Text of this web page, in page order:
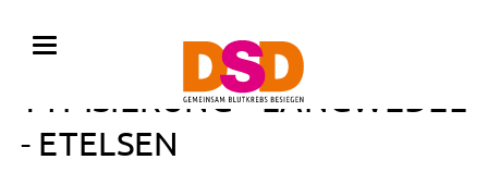
BLUTSPENDE MIT
TYPISIERUNG • LANGWEDEL
- ETELSEN